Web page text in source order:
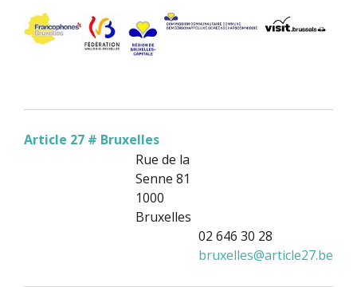
Article 27 # Bruxelles
Rue de la
Senne 81
1000
Bruxelles
02 646 30 28
bruxelles@article27.be